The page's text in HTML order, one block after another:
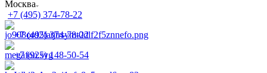
Москва
+7 (495) 374-78-22
+7 (495) 374-78-22
+7 (925) 148-50-54